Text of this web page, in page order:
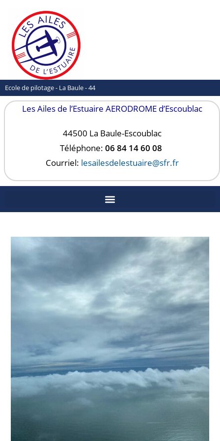
Ecole de pilotage - La Baule - 44
Les Ailes de l’Estuaire AERODROME d’Escoublac
44500 La Baule-Escoublac
Téléphone: 06 84 14 60 08
Courriel: lesailesdelestuaire@sfr.fr